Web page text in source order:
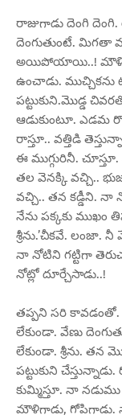
రాజుగాడు దెంగి
దెంగుతుంటే. మిగతా
అయిపోయాయి..!
ఉంచాడు. ముచ్చికను
పట్టుకుని.మొడ్డ
ఆడుకుంటూ. ఎడమ
రాస్తూ.. వత్తిడి
ఈ ముగ్గురినీ.
తల వెనక్కి వచ్చి..
వచ్చి.. తన కడ్డీని. నా
నేను పక్కకు ముఖం
శ్రీను.’చీకవే. లంజా.
నా నోటిని గట్టిగా
నోట్లో దూర్చేసాడు..!
తప్పని సరి కావడంతో.
లేకుండా. వేణు
లేకుండా. శ్రీను.
పట్టుకుని
కుమ్మిస్తూ. నా
మౌళిగాడు, గోపిగాడు.